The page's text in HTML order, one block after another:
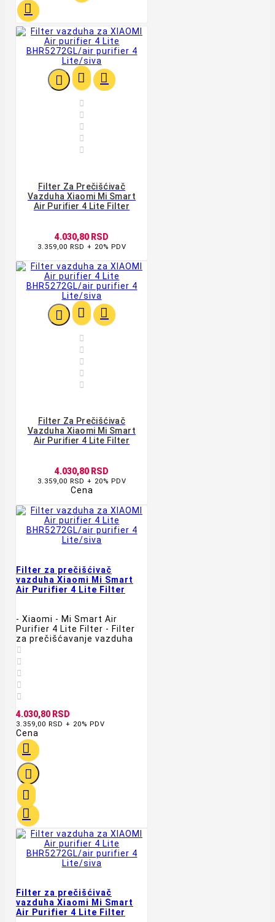

  





Filter Za Prečišćivač
Vazduha Xiaomi Mi Smart
Air Purifier 4 Lite Filter
4.030,80 RSD
3.359,00 RSD + 20% PDV
  





Filter Za Prečišćivač
Vazduha Xiaomi Mi Smart
Air Purifier 4 Lite Filter
4.030,80 RSD
3.359,00 RSD + 20% PDV
Cena
Filter za prečišćivač
vazduha Xiaomi Mi Smart
Air Purifier 4 Lite Filter
- Xiaomi - Mi Smart Air
Purifier 4 Lite Filter - Filter
za prečišćavanje vazduha





4.030,80 RSD
3.359,00 RSD + 20% PDV
Cena




Filter za prečišćivač
vazduha Xiaomi Mi Smart
Air Purifier 4 Lite Filter